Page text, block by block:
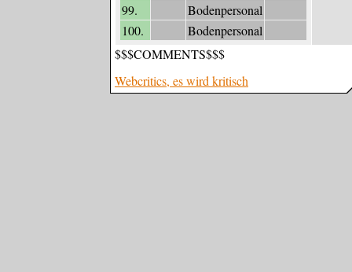
99.
Bodenpersonal
100.
Bodenpersonal
$$$COMMENTS$$$
Webcritics, es wird kritisch